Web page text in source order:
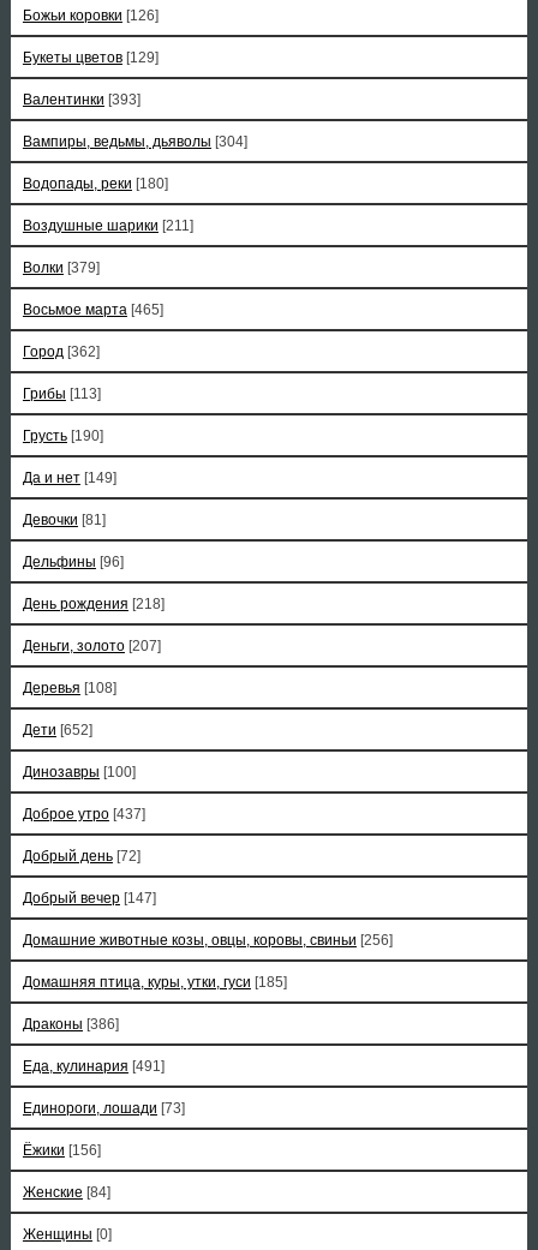
Божьи коровки [126]
Букеты цветов [129]
Валентинки [393]
Вампиры, ведьмы, дьяволы [304]
Водопады, реки [180]
Воздушные шарики [211]
Волки [379]
Восьмое марта [465]
Город [362]
Грибы [113]
Грусть [190]
Да и нет [149]
Девочки [81]
Дельфины [96]
День рождения [218]
Деньги, золото [207]
Деревья [108]
Дети [652]
Динозавры [100]
Доброе утро [437]
Добрый день [72]
Добрый вечер [147]
Домашние животные козы, овцы, коровы, свиньи [256]
Домашняя птица, куры, утки, гуси [185]
Драконы [386]
Еда, кулинария [491]
Единороги, лошади [73]
Ёжики [156]
Женские [84]
Женщины [0]